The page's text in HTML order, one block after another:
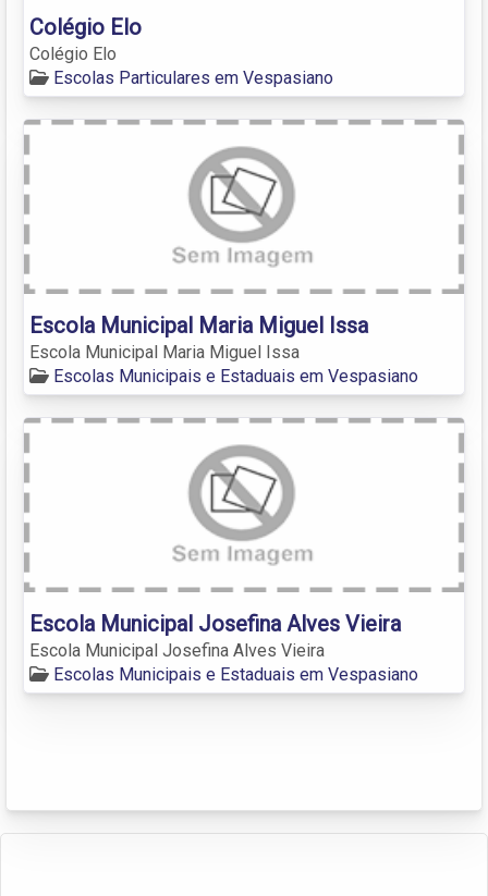
Colégio Elo
Colégio Elo
Escolas Particulares em Vespasiano
Escola Municipal Maria Miguel Issa
Escola Municipal Maria Miguel Issa
Escolas Municipais e Estaduais em Vespasiano
Escola Municipal Josefina Alves Vieira
Escola Municipal Josefina Alves Vieira
Escolas Municipais e Estaduais em Vespasiano